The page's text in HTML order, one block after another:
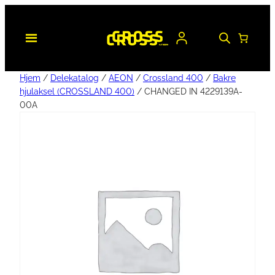
Hjem / Delekatalog / AEON / Crossland 400 / Bakre
hjulaksel (CROSSLAND 400) / CHANGED IN 4229139A-
00A